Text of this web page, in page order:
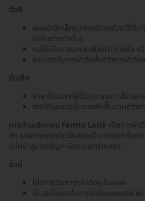
ข้อดี
แผลผ่าตัดเล็กกว่าการรักษาด้วยวิธีอื่
มิลลิเมตรเท่านั้น)
คนไข้มีโอกาสระคายเคืองตา ตาแห้ง
ระยะเวลาในการผ่าตัดสั้นกว่าการผ่าตั
ข้อเสีย
รักษาได้เฉพาะผู้ที่มีภาวะสายตาสั้น และ
อาจใช้ระยะเวลาในการพักฟื้นนานกว่า
การทำเลสิกแบบ Femto Lasik เป็นการผ่า
สิก แต่จักษุแพทย์จะใช้เลเซอร์ในการแยกชั้นก
แม่นยำสูง ลดปัญหาผิวกระจกตาถลอก
ข้อดี
ไม่มีการฉีดยาชา ไม่ต้องเย็บแผล
ใช้เวลาไม่นานในการผ่าตัดและแผลหาย